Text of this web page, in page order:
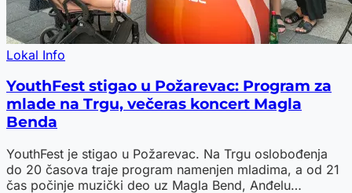
Lokal Info
YouthFest stigao u Požarevac: Program za
mlade na Trgu, večeras koncert Magla
Benda
YouthFest je stigao u Požarevac. Na Trgu oslobođenja
do 20 časova traje program namenjen mladima, a od 21
čas počinje muzički deo uz Magla Bend, Anđelu